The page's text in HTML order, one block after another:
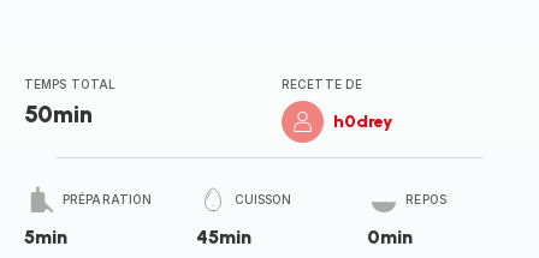
TEMPS TOTAL
50min
RECETTE DE
h0drey
PRÉPARATION
5min
CUISSON
45min
REPOS
0min